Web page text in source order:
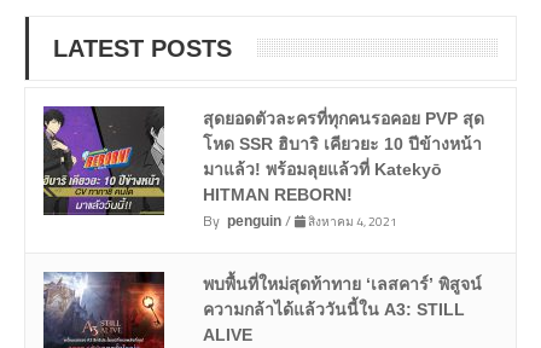
LATEST POSTS
สุดยอดตัวละครที่ทุกคนรอคอย PVP สุด
โหด SSR ฮิบาริ เคียวยะ 10 ปีข้างหน้า
มาแล้ว! พร้อมลุยแล้วที่ Katekyō
HITMAN REBORN!
By penguin/ สิงหาคม 4, 2021
พบพื้นที่ใหม่สุดท้าทาย ‘เลสคาร์’ พิสูจน์
ความกล้าได้แล้ววันนี้ใน A3: STILL
ALIVE